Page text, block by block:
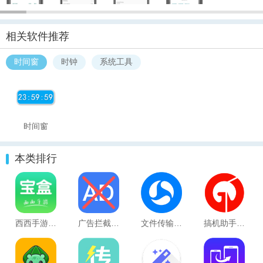
相关软件推荐
时间窗 时钟 系统工具
时间窗
本类排行
西西手游宝盒 广告拦截神器 安卓最新版v1.5 文件传输助手 安卓官方版v1.9 搞机助手重制版app 官方最新版v1.0.0